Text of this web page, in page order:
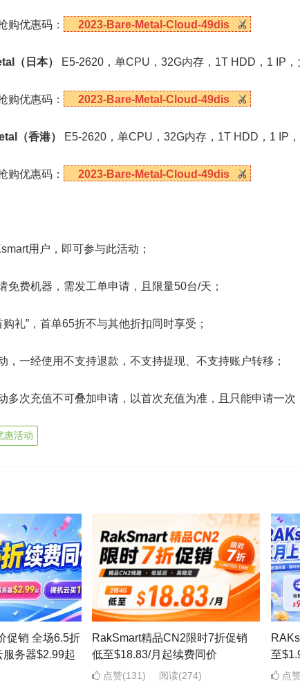
购优惠码： 2023-Bare-Metal-Cloud-49dis
（日本） E5-2620，单CPU，32G内存，1T HDD，1 IP，
购优惠码： 2023-Bare-Metal-Cloud-49dis
（香港） E5-2620，单CPU，32G内存，1T HDD，1 IP
购优惠码： 2023-Bare-Metal-Cloud-49dis
用户，即可参与此活动；
免费机器，需发工单申请，且限量50台/天；
礼”，首单65折不与其他折扣同时享受；
，一经使用不支持退款，不支持提现、不支持账户转移；
多次充值不可叠加申请，以首次充值为准，且只能申请一次
惠活动
促销 全场6.5折
务器$2.99起
RakSmart精品CN2限时7折促销
低至$18.83/月起续费同价
点赞(131) 阅读(274)
至
点